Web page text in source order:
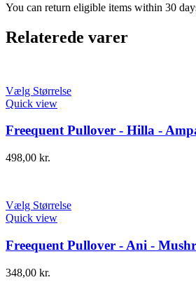
You can return eligible items within 30
Relaterede varer
Vælg Størrelse
Quick view
Freequent Pullover - Hilla -
498,00 kr.
Vælg Størrelse
Quick view
Freequent Pullover - Ani -
348,00 kr.